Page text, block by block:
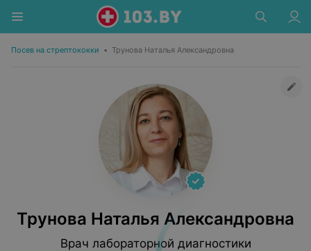
Посев на стрептококки • Трунова Наталья Александровна
Трунова Наталья Александровна
Врач лабораторной диагностики